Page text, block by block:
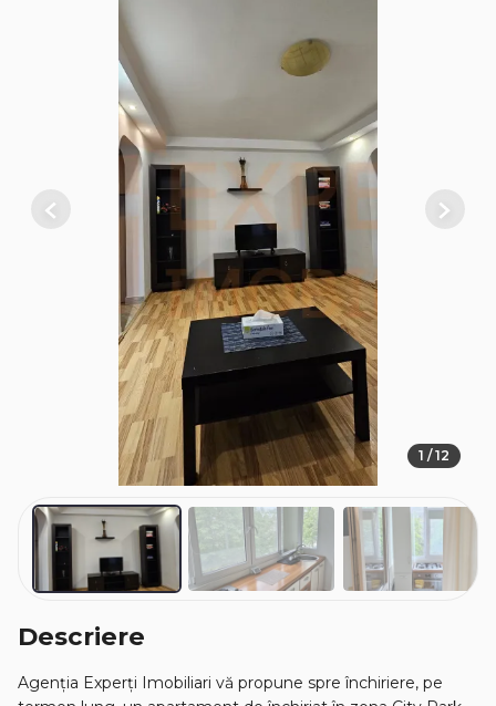
1 / 12
Previous Next
Descriere
Agenția Experți Imobiliari vă propune spre închiriere, pe